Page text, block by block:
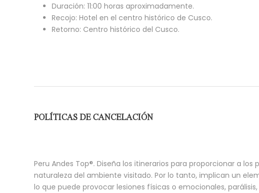
Duración: 11:00 horas aproximadamente.
Recojo: Hotel en el centro histórico de Cusco.
Retorno: Centro histórico del Cusco.
POLÍTICAS DE CANCELACIÓN
Peru Andes Top®. Diseña los itinerarios para proporcionar a
naturaleza del ambiente visitado. Por lo tanto, implican un
lo que puede provocar lesiones físicas o emocionales,